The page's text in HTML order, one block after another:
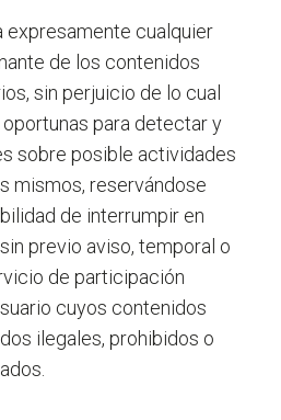
expresamente cualquier
de los contenidos
sin perjuicio de lo cual
para detectar y
sobre posible actividades
mismos, reservándose
de interrumpir en
previo aviso, temporal o
de participación
cuyos contenidos
ilegales, prohibidos o